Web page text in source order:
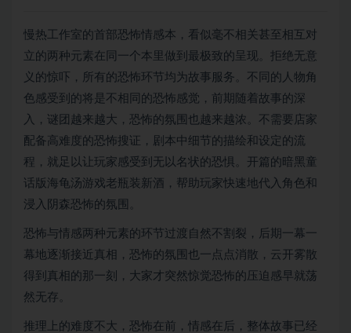
慢热工作室的首部恐怖情感本，看似毫不相关甚至相互对
立的两种元素在同一个本里做到最极致的呈现。拒绝无意
义的惊吓，所有的恐怖环节均为故事服务。不同的人物角
色感受到的将是不相同的恐怖感觉，前期随着故事的深
入，谜团越来越大，恐怖的氛围也越来越浓。不需要店家
配备高难度的恐怖搜证，剧本中细节的描绘和设定的流
程，就足以让玩家感受到无以名状的恐惧。开篇的暗黑童
话版海龟汤游戏老瓶装新酒，帮助玩家快速地代入角色和
浸入阴森恐怖的氛围。
恐怖与情感两种元素的环节过渡自然不割裂，后期一幕一
幕地逐渐接近真相，恐怖的氛围也一点点消散，云开雾散
得到真相的那一刻，大家才突然惊觉恐怖的压迫感早就荡
然无存。
推理上的难度不大，恐怖在前，情感在后，整体故事已经